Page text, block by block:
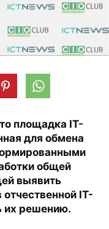
площадка IT-
для обмена
общей
выявить
IT-
их решению.